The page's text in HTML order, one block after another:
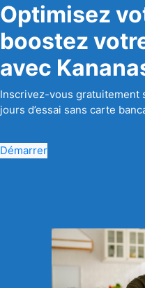
Optimisez
boostez
avec
Inscrivez-vous gratuitement
jours d’essai sans carte
Démarrer